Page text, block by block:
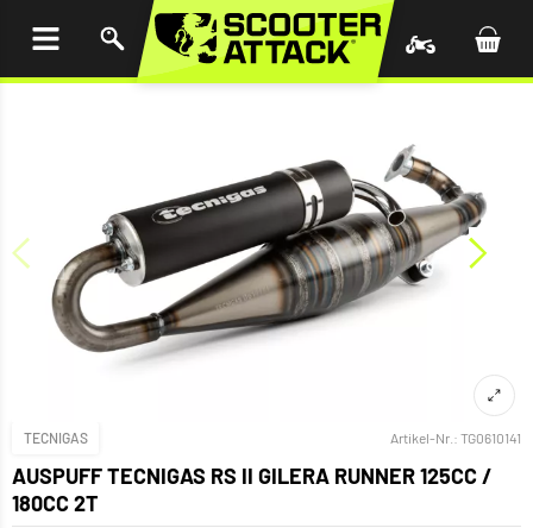
TECNIGAS Artikel-Nr.: TG0610141
AUSPUFF TECNIGAS RS II GILERA RUNNER 125CC /
180CC 2T